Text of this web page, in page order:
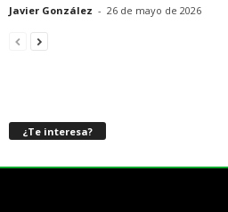
Javier González - 26 de mayo de 2026
¿Te interesa?